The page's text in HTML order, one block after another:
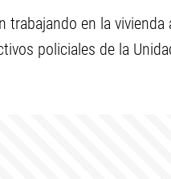
trabajando en la
policiales de la